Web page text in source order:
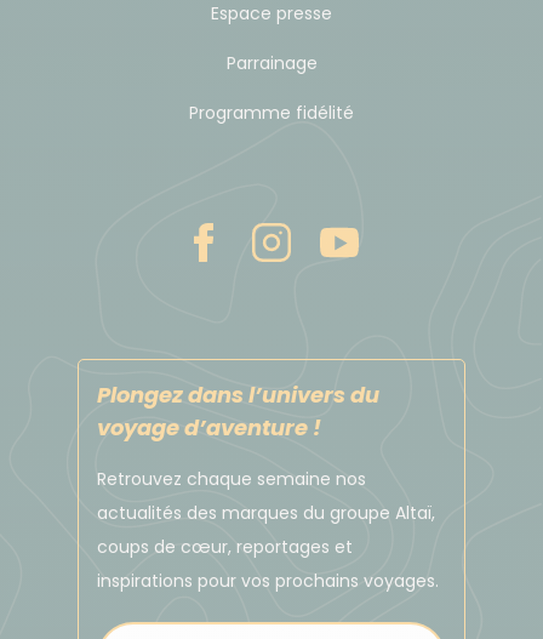
Espace presse
Parrainage
Programme fidélité
Plongez dans l’univers du
voyage d’aventure !
Retrouvez chaque semaine nos
actualités des marques du groupe Altaï,
coups de cœur, reportages et
inspirations pour vos prochains voyages.